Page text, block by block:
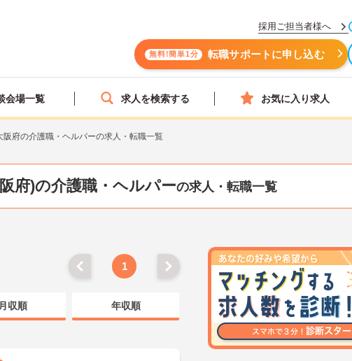
採用ご担当者様へ
無料!簡単1分 転職サポートに申し込む
会場一覧 求人を検索する お気に入り求人
阪府の介護職・ヘルパーの求人・転職一覧
府)の介護職・ヘルパーの求人・転職一覧
1
月収順 年収順